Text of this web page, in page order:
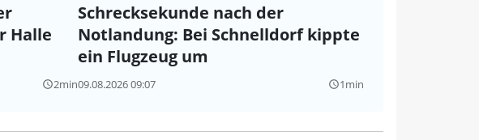
Halle
query_builder2min
Schrecksekunde nach der
Notlandung: Bei Schnelldorf kippte
ein Flugzeug um
09.08.2026 09:07 query_builder1min